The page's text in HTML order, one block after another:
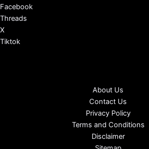
Facebook
Threads
X
Tiktok
About Us
Contact Us
Privacy Policy
Terms and Conditions
Disclaimer